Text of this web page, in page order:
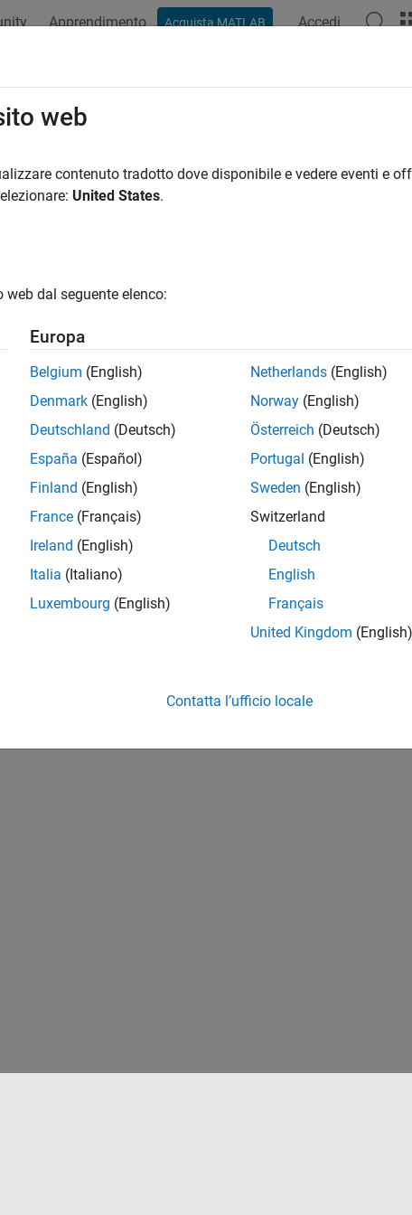
Apprendimento Acquista MATLAB Accedi
How useful was this
web
contenuto tradotto dove disponibile e vedere eventi e
United States.
web dal seguente elenco:
Europa
Belgium (English)
Denmark (English)
Deutschland (Deutsch)
España (Español)
Finland (English)
France (Français)
Ireland (English)
Italia (Italiano)
Luxembourg (English)
Netherlands (English)
Norway (English)
Österreich (Deutsch)
Portugal (English)
Sweden (English)
Switzerland
Deutsch
English
Français
United Kingdom (English)
Contatta l’ufficio locale